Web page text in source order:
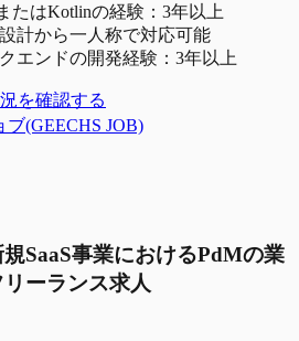
たはKotlinの経験：3年以上
計から一人称で対応可能
エンドの開発経験：3年以上
を確認する
(GEECHS JOB)
規SaaS事業におけるPdMの業
ーランス求人